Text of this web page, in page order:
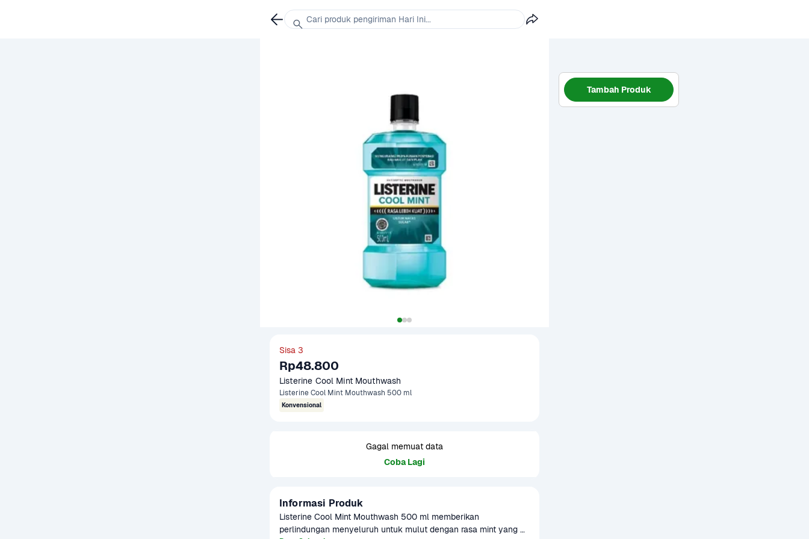
Sisa 3
Rp48.800
Listerine Cool Mint Mouthwash
Listerine Cool Mint Mouthwash 500 ml
Konvensional
Gagal memuat data
Coba Lagi
Informasi Produk
Listerine Cool Mint Mouthwash 500 ml memberikan
perlindungan menyeluruh untuk mulut dengan rasa mint yang
Tambah Produk
Cari produk pengiriman Hari Ini...